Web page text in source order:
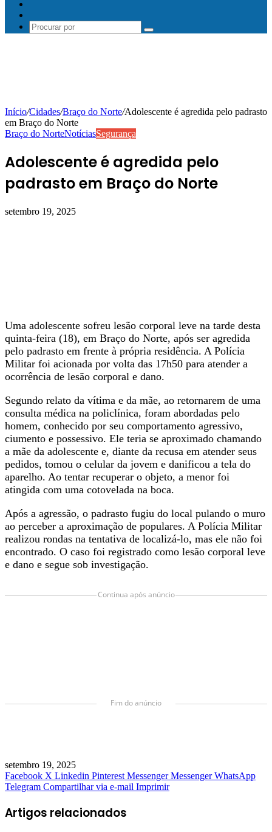
Procurar
Início/Cidades/Braço do Norte/Adolescente é agredida pelo padrasto
em Braço do Norte
Braço do NorteNotíciasSegurança
Adolescente é agredida pelo
padrasto em Braço do Norte
setembro 19, 2025
Uma adolescente sofreu lesão corporal leve na tarde desta
quinta-feira (18), em Braço do Norte, após ser agredida
pelo padrasto em frente à própria residência. A Polícia
Militar foi acionada por volta das 17h50 para atender a
ocorrência de lesão corporal e dano.
Segundo relato da vítima e da mãe, ao retornarem de uma
consulta médica na policlínica, foram abordadas pelo
homem, conhecido por seu comportamento agressivo,
ciumento e possessivo. Ele teria se aproximado chamando
a mãe da adolescente e, diante da recusa em atender seus
pedidos, tomou o celular da jovem e danificou a tela do
aparelho. Ao tentar recuperar o objeto, a menor foi
atingida com uma cotovelada na boca.
Após a agressão, o padrasto fugiu do local pulando o muro
ao perceber a aproximação de populares. A Polícia Militar
realizou rondas na tentativa de localizá-lo, mas ele não foi
encontrado. O caso foi registrado como lesão corporal leve
e dano e segue sob investigação.
Continua após anúncio
Fim do anúncio
setembro 19, 2025
Facebook X Linkedin Pinterest Messenger Messenger WhatsApp
Telegram Compartilhar via e-mail Imprimir
Artigos relacionados